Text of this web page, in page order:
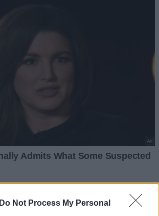
Do Not Process My Personal